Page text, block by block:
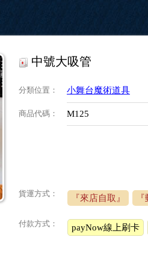
中號大吸管
分類位置 ： 小舞台魔術道具
商品代碼 ： M125
貨運方式： 『來店自取』
付款方式： payNow線上刷卡